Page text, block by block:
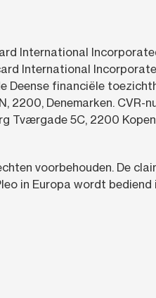
International
International
Deense financiële
Denemarken. CVR-
Tværgade 5C, 2200
voorbehouden. De
in Europa wordt bediend